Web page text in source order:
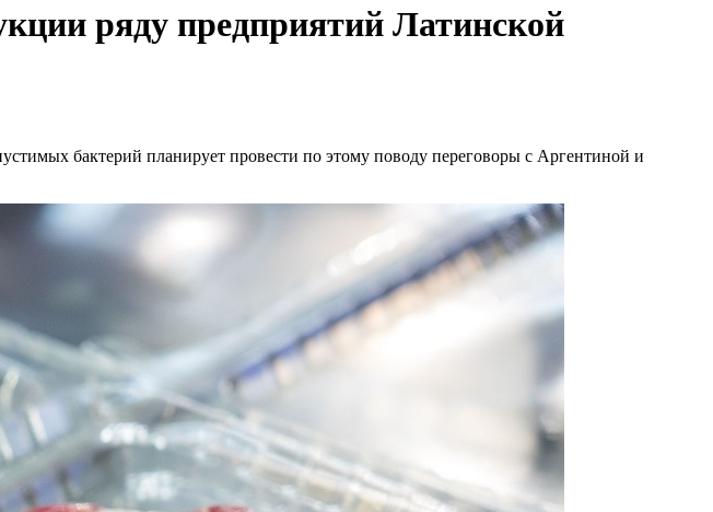
ряду предприятий Латинской
бактерий планирует провести по этому поводу переговоры с Аргентиной и